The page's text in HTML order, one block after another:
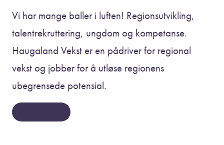
Vi har mange baller i luften! Regionsutvikling,
talentrekruttering, ungdom og kompetanse.
Haugaland Vekst er en pådriver for regional
vekst og jobber for å utløse regionens
ubegrensede potensial.